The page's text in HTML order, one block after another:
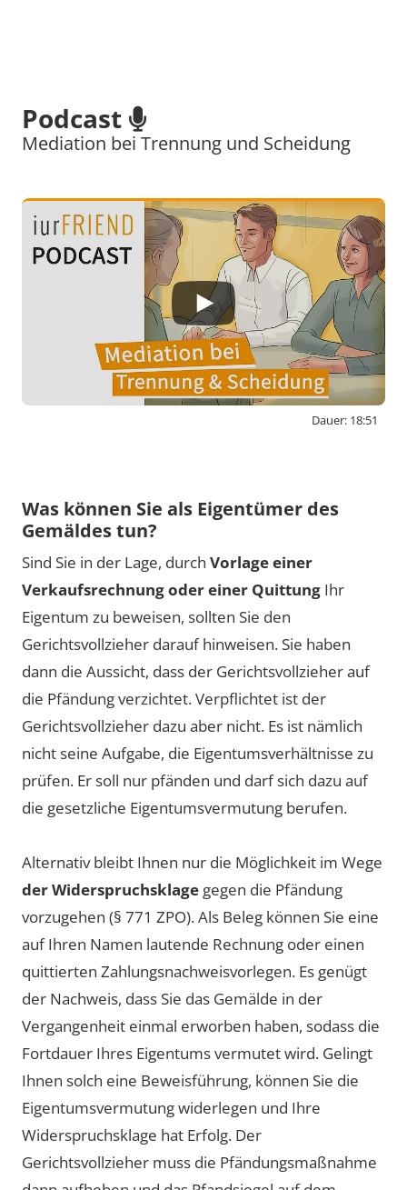
Video laden
Dauer: 18:51
Podcast
Mediation bei Trennung und Scheidung
Was können Sie als Eigentümer des
Gemäldes tun?
Sind Sie in der Lage, durch Vorlage einer
Verkaufsrechnung oder einer Quittung Ihr
Eigentum zu beweisen, sollten Sie den
Gerichtsvollzieher darauf hinweisen. Sie haben
dann die Aussicht, dass der Gerichtsvollzieher auf
die Pfändung verzichtet. Verpflichtet ist der
Gerichtsvollzieher dazu aber nicht. Es ist nämlich
nicht seine Aufgabe, die Eigentumsverhältnisse zu
prüfen. Er soll nur pfänden und darf sich dazu auf
die gesetzliche Eigentumsvermutung berufen.
Alternativ bleibt Ihnen nur die Möglichkeit im Wege
der Widerspruchsklage gegen die Pfändung
vorzugehen (§ 771 ZPO). Als Beleg können Sie eine
auf Ihren Namen lautende Rechnung oder einen
quittierten Zahlungsnachweisvorlegen. Es genügt
der Nachweis, dass Sie das Gemälde in der
Vergangenheit einmal erworben haben, sodass die
Fortdauer Ihres Eigentums vermutet wird. Gelingt
Ihnen solch eine Beweisführung, können Sie die
Eigentumsvermutung widerlegen und Ihre
Widerspruchsklage hat Erfolg. Der
Gerichtsvollzieher muss die Pfändungsmaßnahme